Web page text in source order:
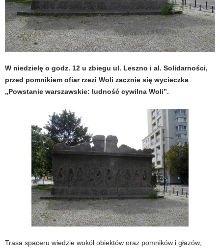
W niedzielę o godz. 12 u zbiegu ul. Leszno i al. Solidarności,
przed pomnikiem ofiar rzezi Woli zacznie się wycieczka
„Powstanie warszawskie: ludność cywilna Woli”.
Trasa spaceru wiedzie wokół obiektów oraz pomników i głazów,